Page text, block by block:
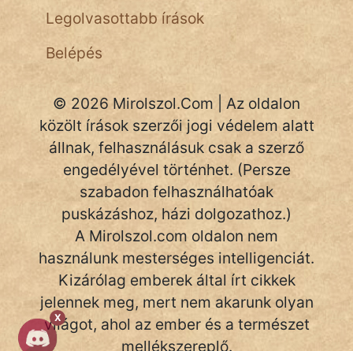
X
Legolvasottabb írások
Belépés
© 2026 Mirolszol.Com | Az oldalon
közölt írások szerzői jogi védelem alatt
állnak, felhasználásuk csak a szerző
engedélyével történhet. (Persze
szabadon felhasználhatóak
puskázáshoz, házi dolgozathoz.)
A Mirolszol.com oldalon nem
használunk mesterséges intelligenciát.
Kizárólag emberek által írt cikkek
jelennek meg, mert nem akarunk olyan
világot, ahol az ember és a természet
mellékszereplő.